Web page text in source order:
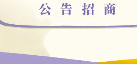
臺北市信義區虎林段
147地號等45筆土地
市更新案
臺北市信義區永吉路321巷
路以北所圍之部分街廓範圍